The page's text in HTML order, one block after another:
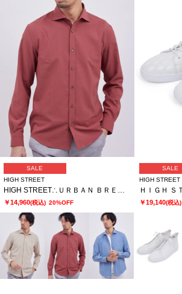
SALE
HIGH STREET
HIGH STREET∴ＵＲＢＡＮ ＢＲＥＥＺＥカッタウェイシャツ
￥14,960(税込) 20%OFF
SALE
HIGH STREET
￥19,140(税込)